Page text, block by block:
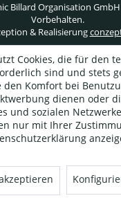
Billard Organisation
Vorbehalten.
& Realisierung
Cookies, die für den
sind und stets
den Komfort bei
dienen oder
und sozialen
nur mit Ihrer